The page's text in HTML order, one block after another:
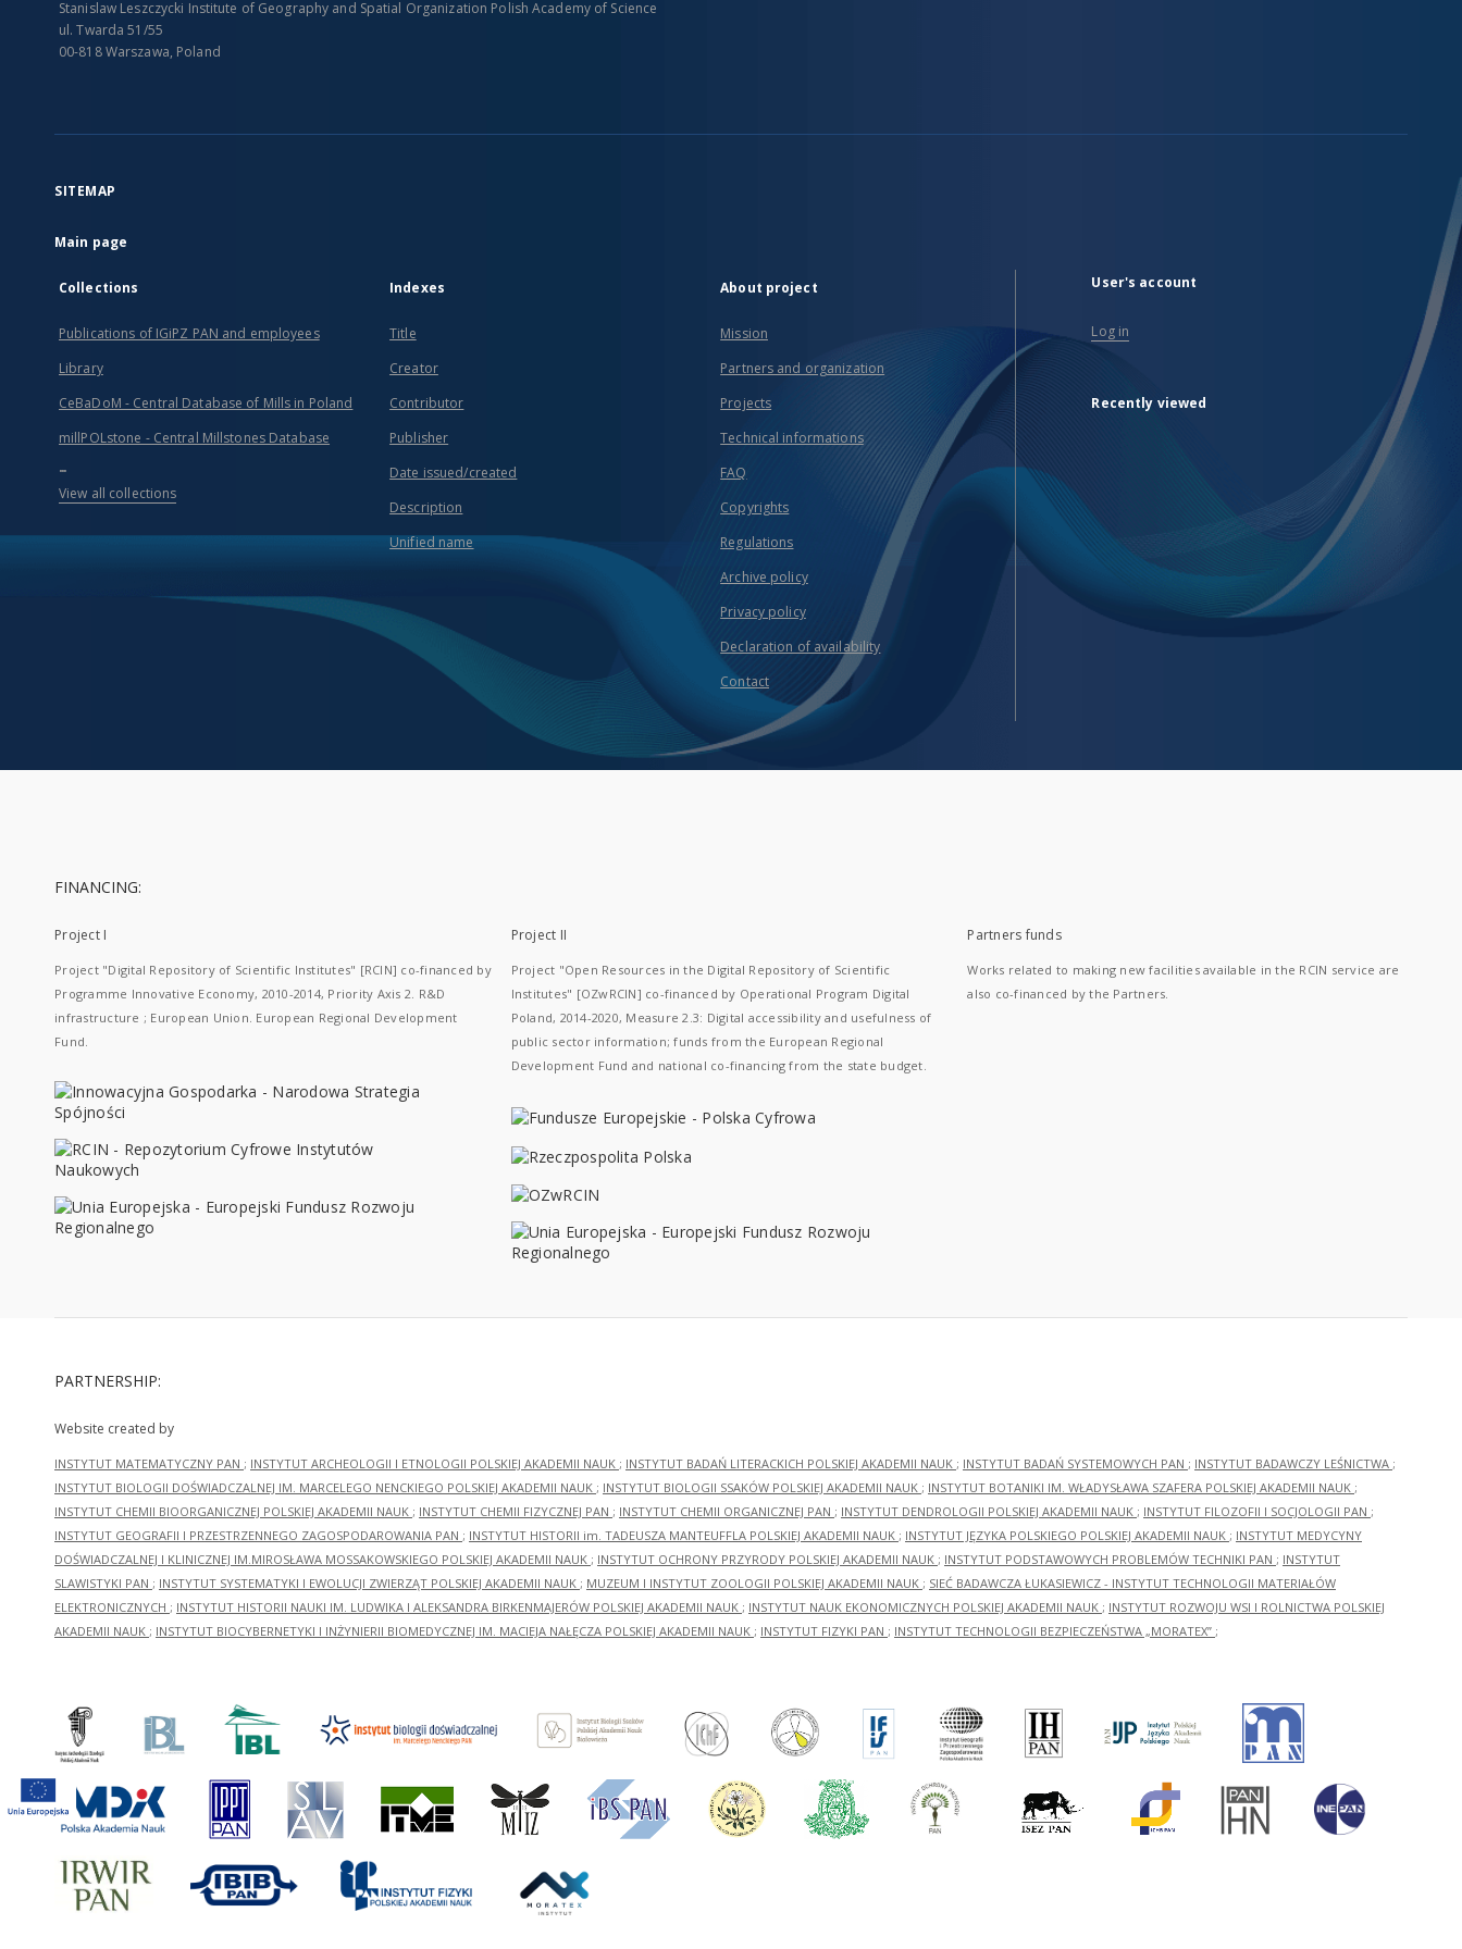
Stanislaw Leszczycki Institute of Geography and Spatial Organization Polish Academy of Science
ul. Twarda 51/55
00-818 Warszawa, Poland
SITEMAP
Main page
Collections
Publications of IGiPZ PAN and employees
Library
CeBaDoM - Central Database of Mills in Poland
millPOLstone - Central Millstones Database
...
View all collections
Indexes
Title
Creator
Contributor
Publisher
Date issued/created
Description
Unified name
About project
Mission
Partners and organization
Projects
Technical informations
FAQ
Copyrights
Regulations
Archive policy
Privacy policy
Declaration of availability
Contact
User's account
Log in
Recently viewed
FINANCING:
Project I
Project "Digital Repository of Scientific Institutes" [RCIN] co-financed by
Programme Innovative Economy, 2010-2014, Priority Axis 2. R&D
infrastructure ; European Union. European Regional Development
Fund.
Project II
Project "Open Resources in the Digital Repository of Scientific
Institutes" [OZwRCIN] co-financed by Operational Program Digital
Poland, 2014-2020, Measure 2.3: Digital accessibility and usefulness of
public sector information; funds from the European Regional
Development Fund and national co-financing from the state budget.
Partners funds
Works related to making new facilities available in the RCIN service are
also co-financed by the Partners.
PARTNERSHIP:
Website created by
INSTYTUT MATEMATYCZNY PAN ; INSTYTUT ARCHEOLOGII I ETNOLOGII POLSKIEJ AKADEMII NAUK ; INSTYTUT BADAŃ LITERACKICH POLSKIEJ AKADEMII NAUK ; INSTYTUT BADAŃ SYSTEMOWYCH PAN ; INSTYTUT BADAWCZY LEŚNICTWA ;
INSTYTUT BIOLOGII DOŚWIADCZALNEJ IM. MARCELEGO NENCKIEGO POLSKIEJ AKADEMII NAUK ; INSTYTUT BIOLOGII SSAKÓW POLSKIEJ AKADEMII NAUK ; INSTYTUT BOTANIKI IM. WŁADYSŁAWA SZAFERA POLSKIEJ AKADEMII NAUK ;
INSTYTUT CHEMII BIOORGANICZNEJ POLSKIEJ AKADEMII NAUK ; INSTYTUT CHEMII FIZYCZNEJ PAN ; INSTYTUT CHEMII ORGANICZNEJ PAN ; INSTYTUT DENDROLOGII POLSKIEJ AKADEMII NAUK ; INSTYTUT FILOZOFII I SOCJOLOGII PAN ;
INSTYTUT GEOGRAFII I PRZESTRZENNEGO ZAGOSPODAROWANIA PAN ; INSTYTUT HISTORII im. TADEUSZA MANTEUFFLA POLSKIEJ AKADEMII NAUK ; INSTYTUT JĘZYKA POLSKIEGO POLSKIEJ AKADEMII NAUK ; INSTYTUT MEDYCYNY
DOŚWIADCZALNEJ I KLINICZNEJ IM.MIROSŁAWA MOSSAKOWSKIEGO POLSKIEJ AKADEMII NAUK ; INSTYTUT OCHRONY PRZYRODY POLSKIEJ AKADEMII NAUK ; INSTYTUT PODSTAWOWYCH PROBLEMÓW TECHNIKI PAN ; INSTYTUT
SLAWISTYKI PAN ; INSTYTUT SYSTEMATYKI I EWOLUCJI ZWIERZĄT POLSKIEJ AKADEMII NAUK ; MUZEUM I INSTYTUT ZOOLOGII POLSKIEJ AKADEMII NAUK ; SIEĆ BADAWCZA ŁUKASIEWICZ - INSTYTUT TECHNOLOGII MATERIAŁÓW
ELEKTRONICZNYCH ; INSTYTUT HISTORII NAUKI IM. LUDWIKA I ALEKSANDRA BIRKENMAJERÓW POLSKIEJ AKADEMII NAUK ; INSTYTUT NAUK EKONOMICZNYCH POLSKIEJ AKADEMII NAUK ; INSTYTUT ROZWOJU WSI I ROLNICTWA POLSKIEJ
AKADEMII NAUK ; INSTYTUT BIOCYBERNETYKI I INŻYNIERII BIOMEDYCZNEJ IM. MACIEJA NAŁĘCZA POLSKIEJ AKADEMII NAUK ; INSTYTUT FIZYKI PAN ; INSTYTUT TECHNOLOGII BEZPIECZEŃSTWA „MORATEX” ;